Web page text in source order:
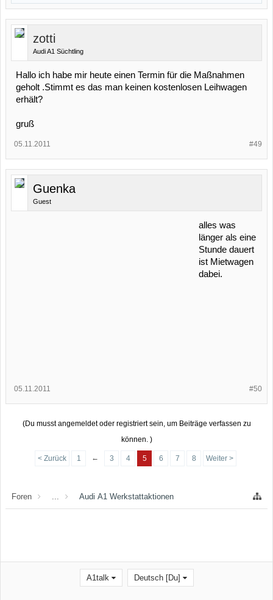
zotti
Audi A1 Süchtling
Hallo ich habe mir heute einen Termin für die Maßnahmen
geholt .Stimmt es das man keinen kostenlosen Leihwagen
erhält?
gruß
#49
05.11.2011
Guenka
Guest
alles was
länger als eine
Stunde dauert
ist Mietwagen
dabei.
#50
05.11.2011
(Du musst angemeldet oder registriert sein, um Beiträge verfassen zu
können. )
< Zurück 1 ← 3 4 5 6 7 8 Weiter >
Foren ... Audi A1 Werkstattaktionen
A1talk Deutsch [Du]